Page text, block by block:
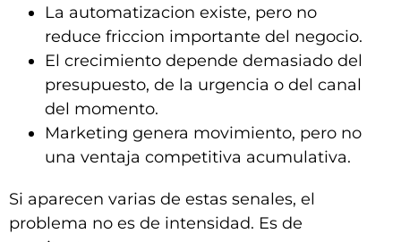
La automatizacion existe, pero no
reduce friccion importante del negocio.
El crecimiento depende demasiado del
presupuesto, de la urgencia o del canal
del momento.
Marketing genera movimiento, pero no
una ventaja competitiva acumulativa.
Si aparecen varias de estas senales, el
problema no es de intensidad. Es de